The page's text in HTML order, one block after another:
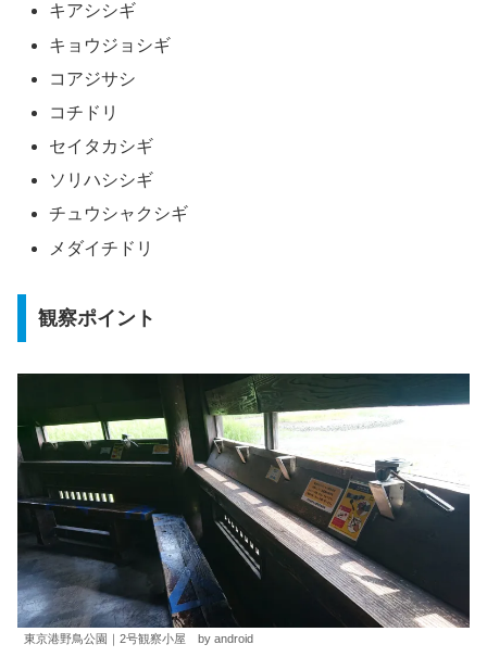
キアシシギ
キョウジョシギ
コアジサシ
コチドリ
セイタカシギ
ソリハシシギ
チュウシャクシギ
メダイチドリ
観察ポイント
東京港野鳥公園｜2号観察小屋 by android